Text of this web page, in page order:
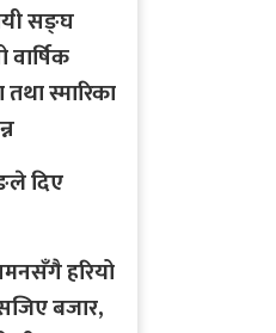
सङ्घ
वार्षिक
स्मारिका
दिए
हरियो
बजार,